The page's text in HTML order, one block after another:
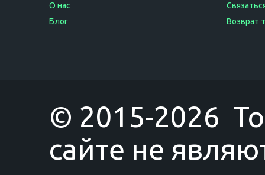
О нас
Блог
Возврат
© 2015-2026
сайте не